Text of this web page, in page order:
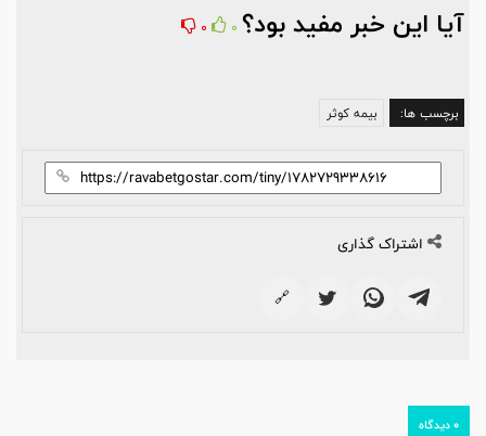
آیا این خبر مفید بود؟ 0
0
برچسب ها: بیمه کوثر
اشتراک گذاری
🔗
0 دیدگاه